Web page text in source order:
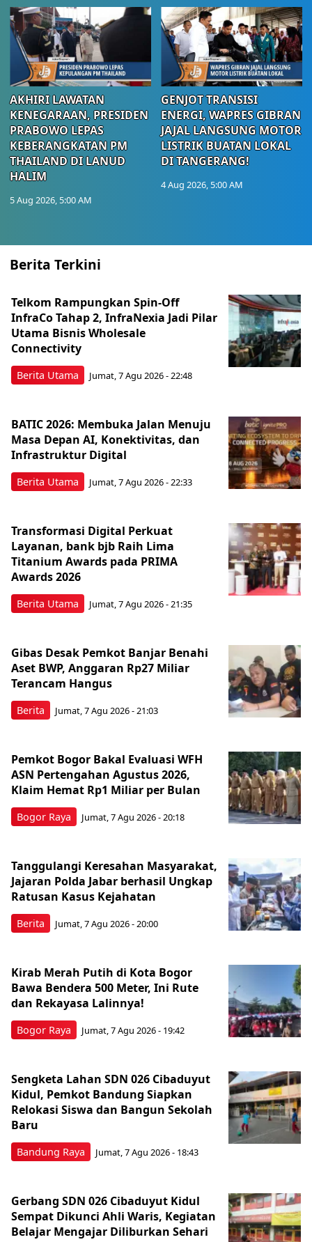
AKHIRI LAWATAN
KENEGARAAN, PRESIDEN
PRABOWO LEPAS
KEBERANGKATAN PM
THAILAND DI LANUD
HALIM
5 Aug 2026, 5:00 AM
GENJOT TRANSISI
ENERGI, WAPRES GIBRAN
JAJAL LANGSUNG MOTOR
LISTRIK BUATAN LOKAL
DI TANGERANG!
4 Aug 2026, 5:00 AM
Berita Terkini
Berita Utama
Telkom Rampungkan Spin-Off
InfraCo Tahap 2, InfraNexia Jadi Pilar
Utama Bisnis Wholesale
Connectivity
Jumat, 7 Agu 2026 - 22:48
Berita Utama
BATIC 2026: Membuka Jalan Menuju
Masa Depan AI, Konektivitas, dan
Infrastruktur Digital
Jumat, 7 Agu 2026 - 22:33
Berita Utama
Transformasi Digital Perkuat
Layanan, bank bjb Raih Lima
Titanium Awards pada PRIMA
Awards 2026
Jumat, 7 Agu 2026 - 21:35
Berita
Gibas Desak Pemkot Banjar Benahi
Aset BWP, Anggaran Rp27 Miliar
Terancam Hangus
Jumat, 7 Agu 2026 - 21:03
Bogor Raya
Pemkot Bogor Bakal Evaluasi WFH
ASN Pertengahan Agustus 2026,
Klaim Hemat Rp1 Miliar per Bulan
Jumat, 7 Agu 2026 - 20:18
Berita
Tanggulangi Keresahan Masyarakat,
Jajaran Polda Jabar berhasil Ungkap
Ratusan Kasus Kejahatan
Jumat, 7 Agu 2026 - 20:00
Bogor Raya
Kirab Merah Putih di Kota Bogor
Bawa Bendera 500 Meter, Ini Rute
dan Rekayasa Lalinnya!
Jumat, 7 Agu 2026 - 19:42
Bandung Raya
Sengketa Lahan SDN 026 Cibaduyut
Kidul, Pemkot Bandung Siapkan
Relokasi Siswa dan Bangun Sekolah
Baru
Jumat, 7 Agu 2026 - 18:43
Gerbang SDN 026 Cibaduyut Kidul
Sempat Dikunci Ahli Waris, Kegiatan
Belajar Mengajar Diliburkan Sehari